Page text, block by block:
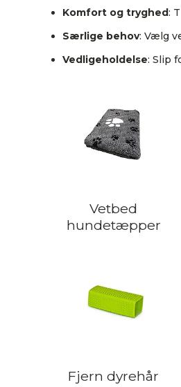
Komfort og tryghed:
Særlige behov: Vælg
Vedligeholdelse: Slip
Vetbed
hundetæpper
Fjern dyrehår